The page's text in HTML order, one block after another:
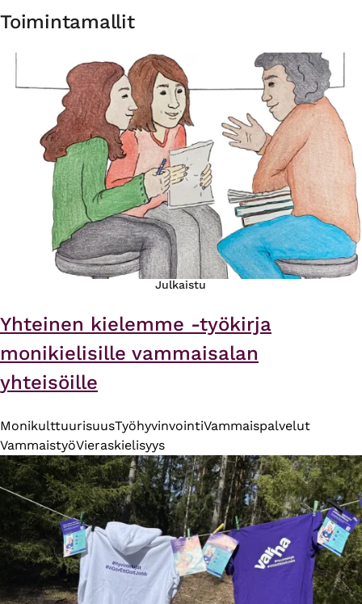
Toimintamallit
Julkaistu
Yhteinen kielemme -työkirja
monikielisille vammaisalan
yhteisöille
MonikulttuurisuusTyöhyvinvointiVammaispalvelut
VammaistyöVieraskielisyys